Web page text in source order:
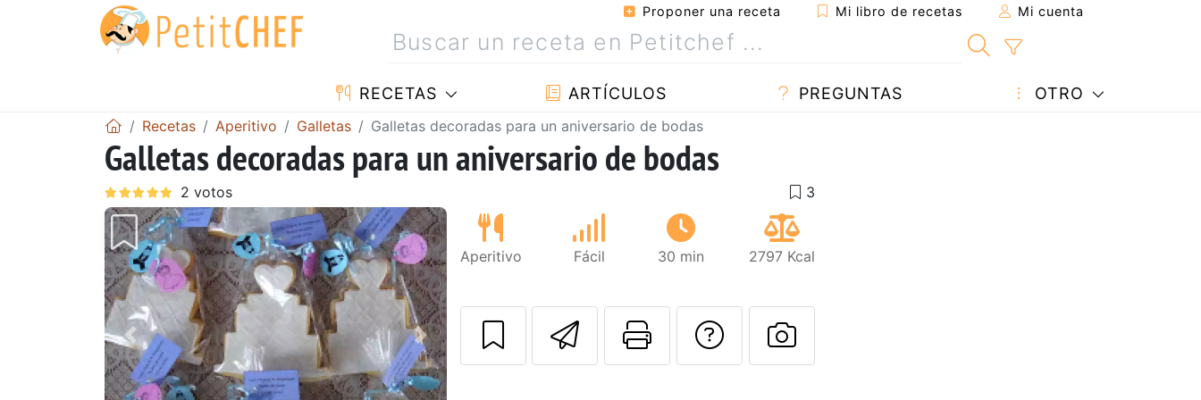
Proponer una receta Mi libro de recetas Mi cuenta
RECETAS ARTÍCULOS PREGUNTAS OTRO
Recetas Aperitivo Galletas Galletas decoradas para un aniversario de bodas
Galletas decoradas para un aniversario de bodas
Anterior Siguiente
Aperitivo Fácil 30 min 2797 Kcal
Enviar esta receta a un amigo
Imprimir esta página
Preguntar al autor
Publicar la foto de esta receta